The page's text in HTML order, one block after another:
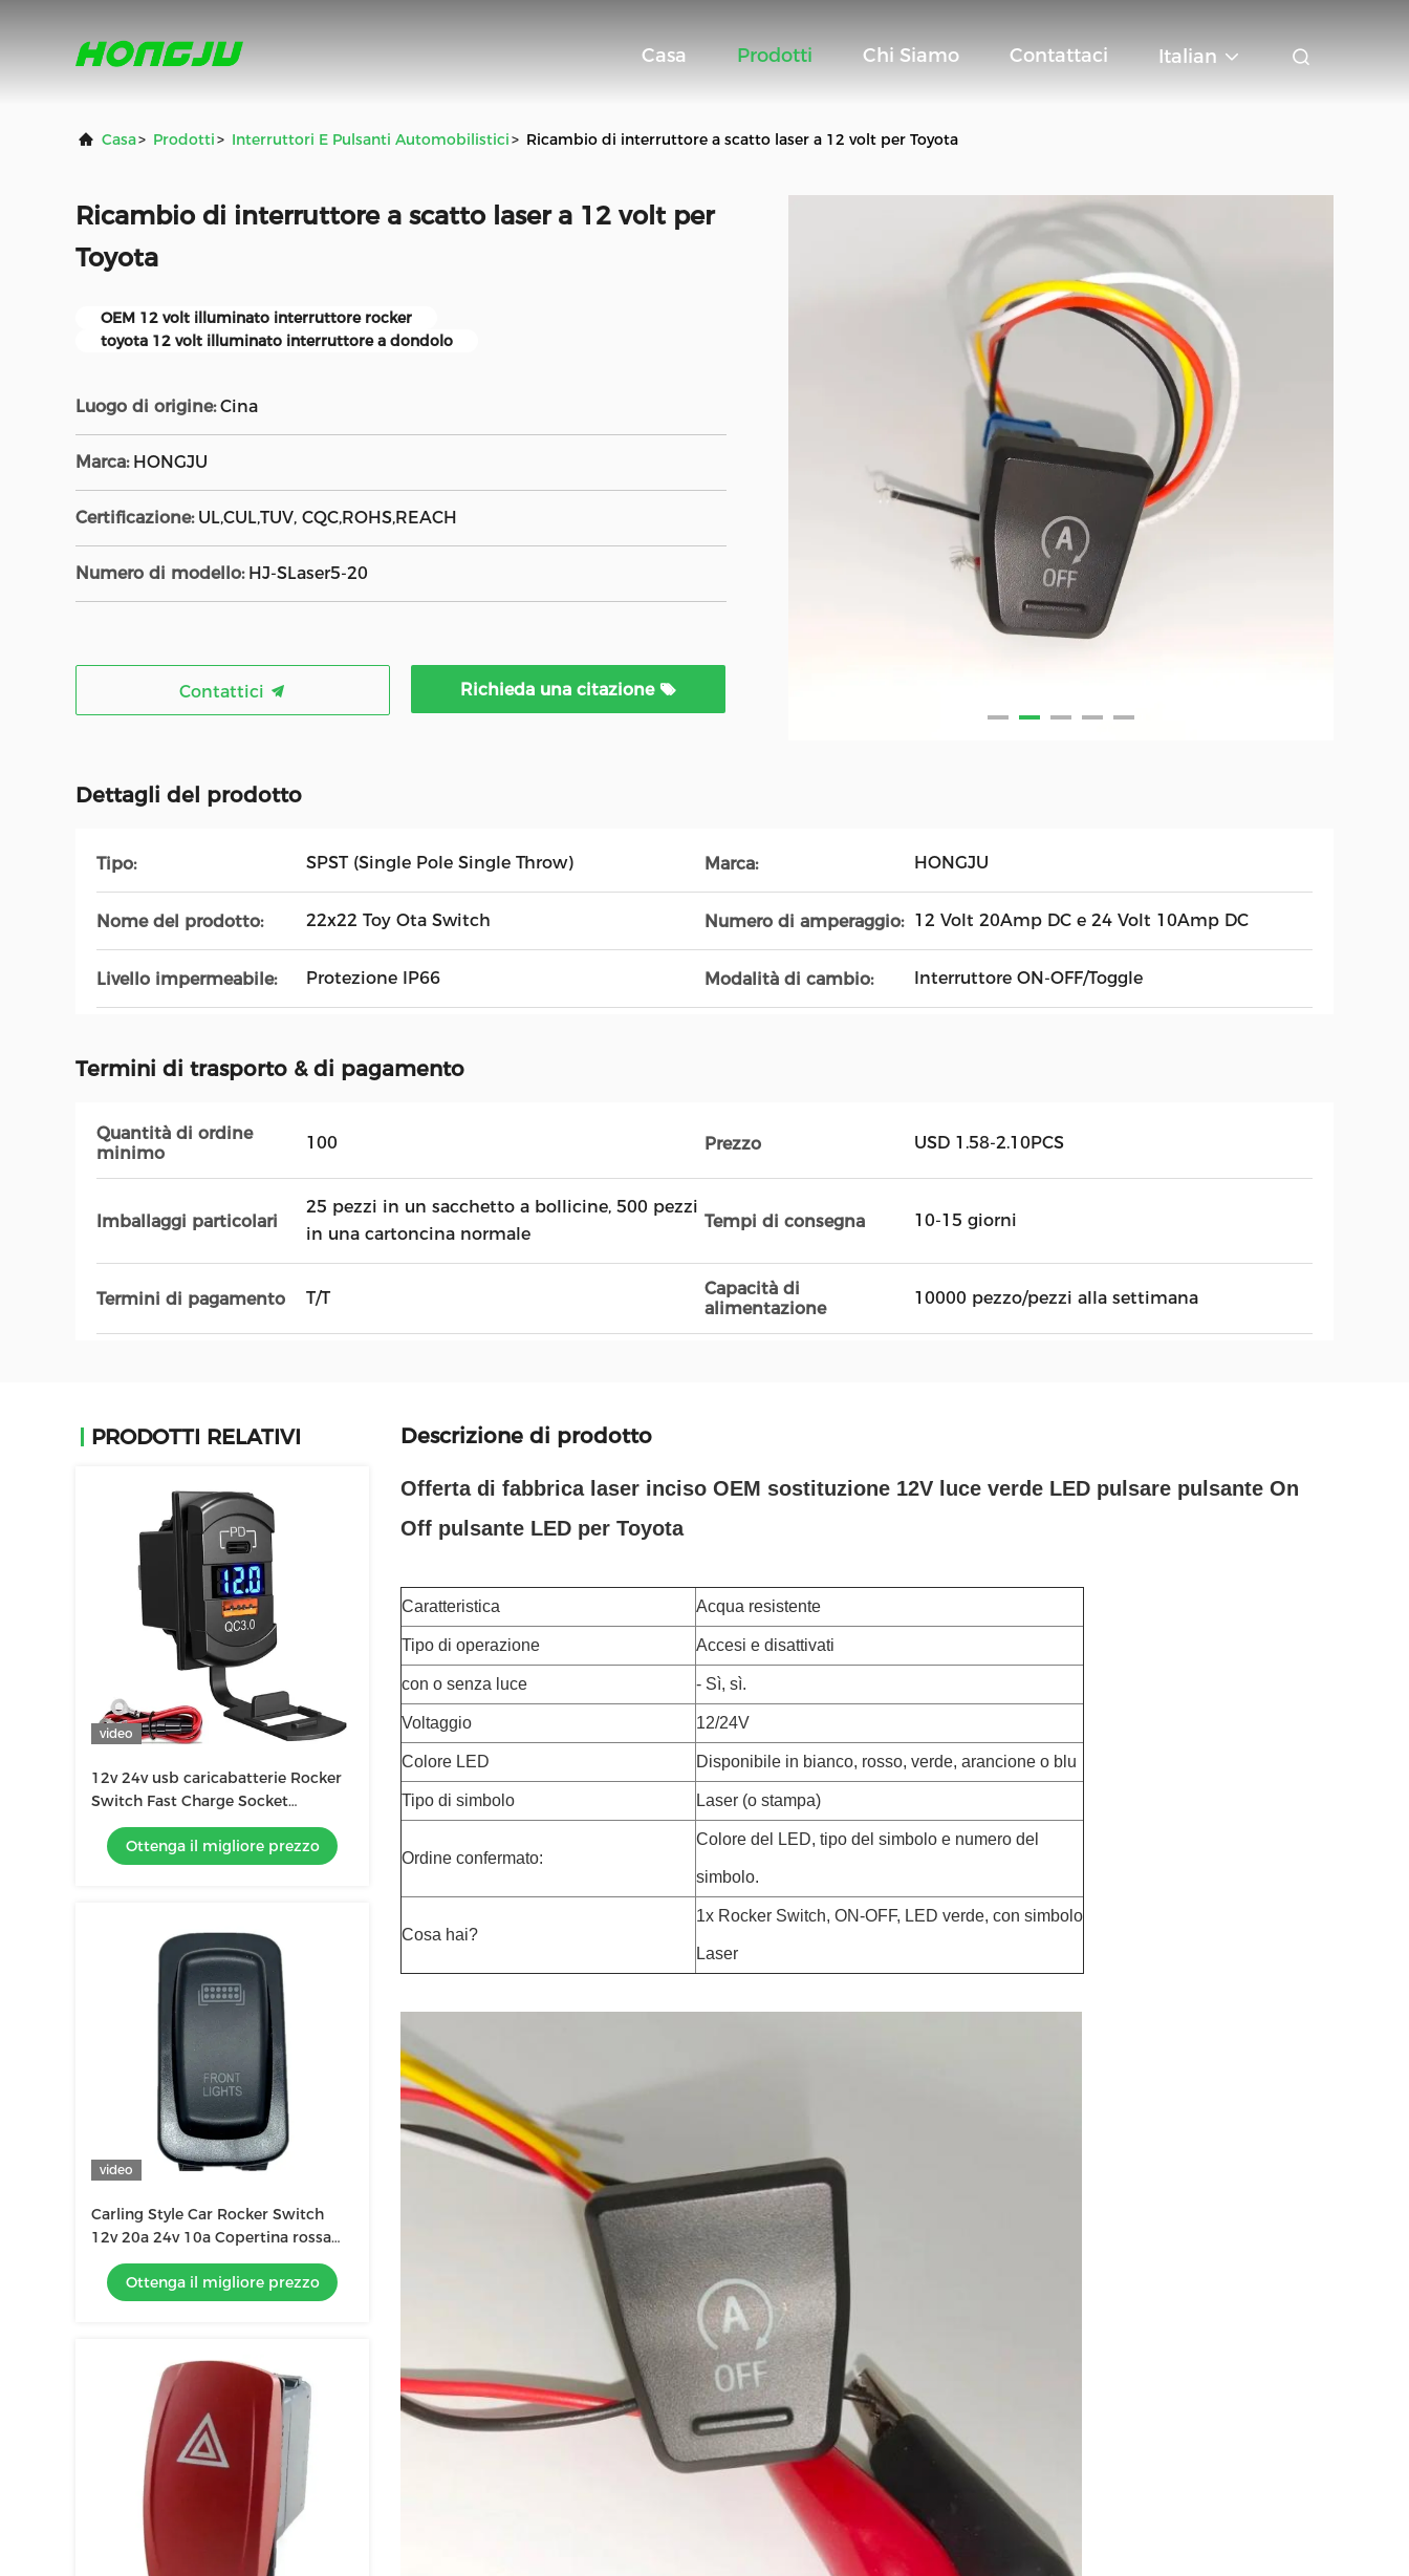
Casa Prodotti Chi Siamo Contattaci Italian
Casa> Prodotti> Interruttori E Pulsanti Automobilistici> Ricambio di interruttore a scatto laser a 12 volt per Toyota
Ricambio di interruttore a scatto laser a 12 volt per
Toyota
OEM 12 volt illuminato interruttore rocker
toyota 12 volt illuminato interruttore a dondolo
Luogo di origine: Cina
Marca: HONGJU
Certificazione: UL,CUL,TUV, CQC,ROHS,REACH
Numero di modello: HJ-SLaser5-20
Contattici Richieda una citazione
Dettagli del prodotto
Tipo: SPST (Single Pole Single Throw) Marca: HONGJU
Nome del prodotto: 22x22 Toy Ota Switch Numero di amperaggio: 12 Volt 20Amp DC e 24 Volt 10Amp DC
Livello impermeabile: Protezione IP66 Modalità di cambio: Interruttore ON-OFF/Toggle
Termini di trasporto & di pagamento
Quantità di ordine
minimo
100 Prezzo USD 1.58-2.10PCS
Imballaggi particolari
25 pezzi in un sacchetto a bollicine, 500 pezzi
in una cartoncina normale
Tempi di consegna 10-15 giorni
Termini di pagamento T/T
Capacità di
alimentazione
10000 pezzo/pezzi alla settimana
PRODOTTI RELATIVI
video
12v 24v usb caricabatterie Rocker
Switch Fast Charge Socket
Acqueproof Quick Dual Pd Qc3.0
Per Auto Barca
Ottenga il migliore prezzo
video
Carling Style Car Rocker Switch
12v 20a 24v 10a Copertina rossa
Luce a led rossa Tabella di
comando Avviso di emergenza di
pericolo
Ottenga il migliore prezzo
Descrizione di prodotto
Offerta di fabbrica laser inciso OEM sostituzione 12V luce verde LED pulsare pulsante On
Off pulsante LED per Toyota
Caratteristica Acqua resistente
Tipo di operazione Accesi e disattivati
con o senza luce - Sì, sì.
Voltaggio 12/24V
Colore LED Disponibile in bianco, rosso, verde, arancione o blu
Tipo di simbolo Laser (o stampa)
Ordine confermato:
Colore del LED, tipo del simbolo e numero del
simbolo.
Cosa hai?
1x Rocker Switch, ON-OFF, LED verde, con simbolo
Laser